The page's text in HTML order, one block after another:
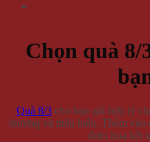
Chọn quà 8/
Quà 8/3cho bạn gái hợp lý
thương và thấu hiểu. Thêm
đơm hoa kết